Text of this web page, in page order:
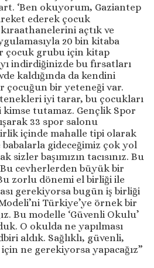
‘Ben okuyorum, Gaziantep
ederek çocuk
açtık ve
20 bin kitaba
çocuk grubu için kitap
indirdiğinizde bu fırsatları
kaldığında da kendini
çocuğun bir yeteneği var.
iyi tarar, bu çocukları
tutamaz. Gençlik Spor
33 spor salonu
içinde mahalle tipi olarak
gideceğimiz çok yol
başımızın tacısınız. Bu
cevherlerden büyük bir
zorlu dönemi el birliği ile
gerekiyorsa bugün iş birliği
Türkiye’ye örnek bir
Bu modelle ‘Güvenli Okulu’
O okulda ne yapılması
aldık. Sağlıklı, güvenli,
ne gerekiyorsa yapacağız”